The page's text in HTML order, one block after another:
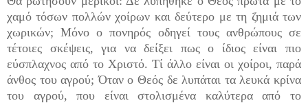
χαμό τόσων πολλών χοίρων και δεύτερο με τη ζημιά των
χωρικών; Μόνο ο πονηρός οδηγεί τους ανθρώπους σε
τέτοιες σκέψεις, για να δείξει πως ο ίδιος είναι πιο
εύσπλαχνος από το Χριστό. Τί άλλο είναι οι χοίροι, παρά
άνθος του αγρού; Όταν ο Θεός δε λυπάται τα λευκά κρίνα
του αγρού, που είναι στολι­σμένα καλύτερα από το